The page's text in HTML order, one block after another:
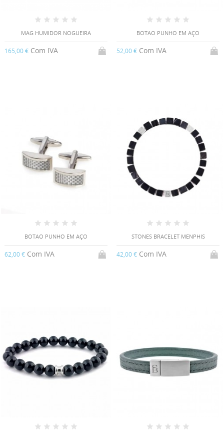
MAG HUMIDOR NOGUEIRA
165,00 € Com IVA
BOTAO PUNHO EM AÇO
52,00 € Com IVA
BOTAO PUNHO EM AÇO
62,00 € Com IVA
STONES BRACELET MENPHIS
42,00 € Com IVA